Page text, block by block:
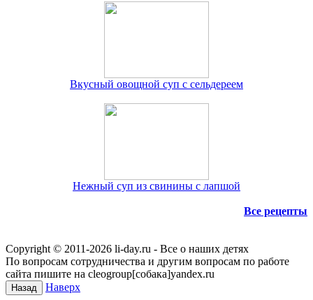
Вкусный овощной суп с сельдереем
Нежный суп из свинины с лапшой
Все рецепты
Copyright © 2011-2026 li-day.ru - Все о наших детях
По вопросам сотрудничества и другим вопросам по работе
сайта пишите на cleogroup[собака]yandex.ru
Наверх